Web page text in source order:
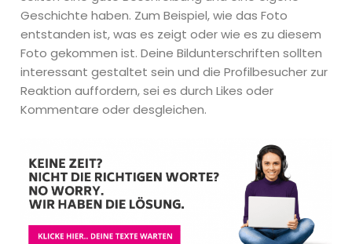
Geschichte haben. Zum Beispiel, wie das Foto
entstanden ist, was es zeigt oder wie es zu diesem
Foto gekommen ist. Deine Bildunterschriften sollten
interessant gestaltet sein und die Profilbesucher zur
Reaktion auffordern, sei es durch Likes oder
Kommentare oder desgleichen.